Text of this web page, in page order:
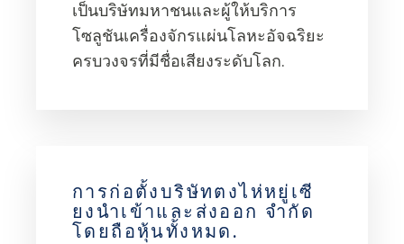
เป็นบริษัทมหาชนและผู้ให้บริการ
โซลูชันเครื่องจักรแผ่นโลหะอัจฉริยะ
ครบวงจรที่มีชื่อเสียงระดับโลก.
การก่อตั้งบริษัทตงไห่หยู่เซี
ยงนำเข้าและส่งออก จำกัด
โดยถือหุ้นทั้งหมด.